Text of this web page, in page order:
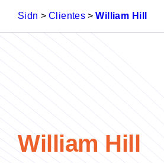
Sidn > Clientes >William Hill
William Hill